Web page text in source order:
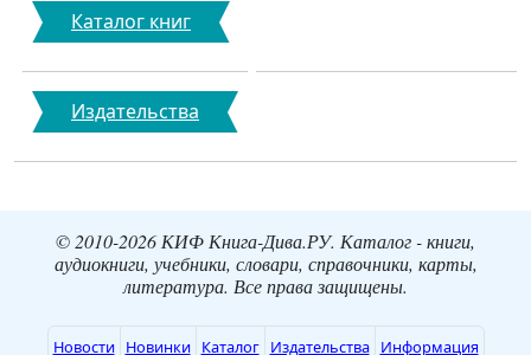
Каталог книг
Издательства
© 2010-2026 КИФ Книга-Дива.РУ. Каталог - книги,
аудиокниги, учебники, словари, справочники, карты,
литература. Все права защищены.
Новости Новинки Каталог Издательства Информация